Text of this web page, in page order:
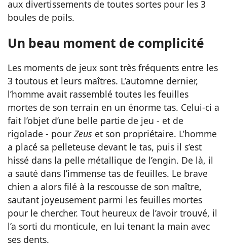
aux divertissements de toutes sortes pour les 3
boules de poils.
Un beau moment de complicité
Les moments de jeux sont très fréquents entre les
3 toutous et leurs maîtres. L’automne dernier,
l’homme avait rassemblé toutes les feuilles
mortes de son terrain en un énorme tas. Celui-ci a
fait l’objet d’une belle partie de jeu - et de
rigolade - pour Zeus et son propriétaire. L’homme
a placé sa pelleteuse devant le tas, puis il s’est
hissé dans la pelle métallique de l’engin. De là, il
a sauté dans l’immense tas de feuilles. Le brave
chien a alors filé à la rescousse de son maître,
sautant joyeusement parmi les feuilles mortes
pour le chercher. Tout heureux de l’avoir trouvé, il
l’a sorti du monticule, en lui tenant la main avec
ses dents.